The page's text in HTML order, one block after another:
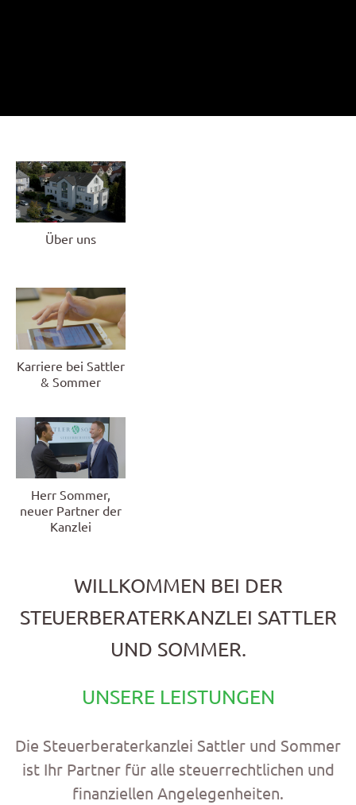
Über uns
Karriere bei Sattler
& Sommer
Herr Sommer,
neuer Partner der
Kanzlei
WILLKOMMEN BEI DER
STEUERBERATERKANZLEI SATTLER
UND SOMMER.
UNSERE LEISTUNGEN
Die Steuerberaterkanzlei Sattler und Sommer
ist Ihr Partner für alle steuerrechtlichen und
finanziellen Angelegenheiten.